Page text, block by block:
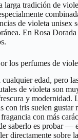
larga tradición de
de violeta unisex
En Rosa
los perfumes de
edad, pero
de violeta son
y modernidad.
con iris suelen gustar
con más
saberlo es probar —
directamente sobre